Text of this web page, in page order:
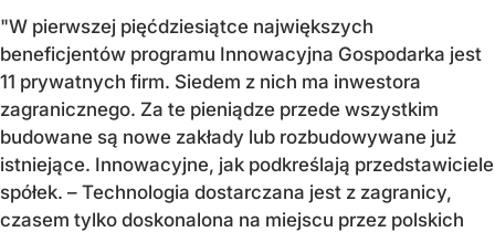
"W pierwszej pięćdziesiątce największych
beneficjentów programu Innowacyjna Gospodarka jest
11 prywatnych firm. Siedem z nich ma inwestora
zagranicznego. Za te pieniądze przede wszystkim
budowane są nowe zakłady lub rozbudowywane już
istniejące. Innowacyjne, jak podkreślają przedstawiciele
spółek. – Technologia dostarczana jest z zagranicy,
czasem tylko doskonalona na miejscu przez polskich